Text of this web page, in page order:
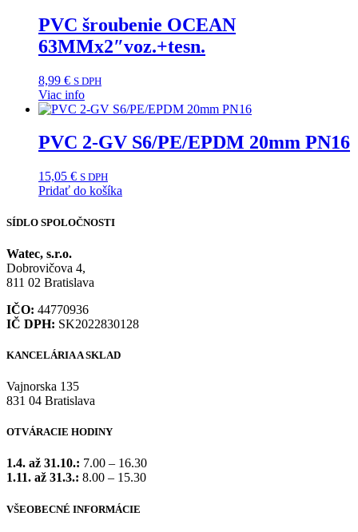
PVC šroubenie OCEAN
63MMx2″voz.+tesn.
8,99 € S DPH
Viac info
PVC 2-GV S6/PE/EPDM 20mm PN16
15,05 € S DPH
Pridať do košíka
SÍDLO SPOLOČNOSTI
Watec, s.r.o.
Dobrovičova 4,
811 02 Bratislava
IČO: 44770936
IČ DPH: SK2022830128
KANCELÁRIA A SKLAD
Vajnorska 135
831 04 Bratislava
OTVÁRACIE HODINY
1.4. až 31.10.: 7.00 – 16.30
1.11. až 31.3.: 8.00 – 15.30
VŠEOBECNÉ INFORMÁCIE